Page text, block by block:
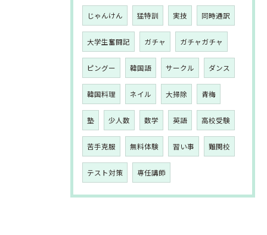
じゃんけん 猛特訓 実技 同時通訳
大学生奮闘記 ガチャ ガチャガチャ
ピングー 韓国語 サークル ダンス
韓国料理 ネイル 大掃除 青梅
塾 少人数 数学 英語 高校受験
苦手克服 無料体験 習い事 難関校
テスト対策 専任講師